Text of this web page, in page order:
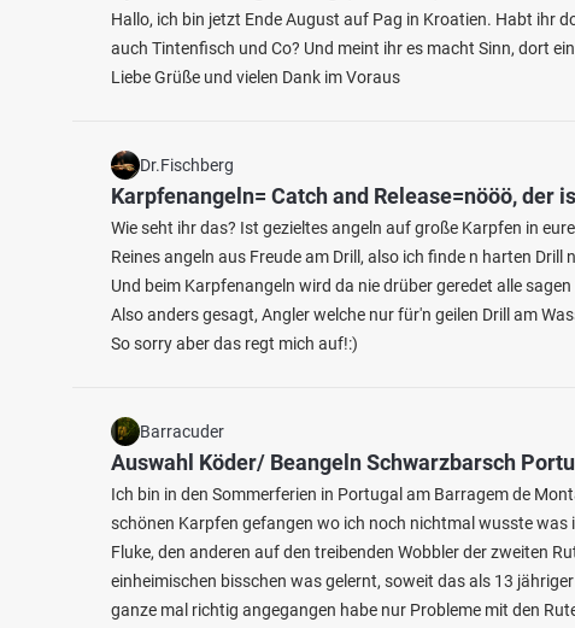
51 4.7
Main (Himmelstadt)
Fischarten: Flussbarsch, Hecht, Zander, Aal, Döbel
77
Hallo, ich bin jetzt Ende August auf Pag in Kroatien. Habt ihr
auch Tintenfisch und Co? Und meint ihr es macht Sinn, dort
Liebe Grüße und vielen Dank im Voraus
Dr.Fischberg
Karpfenangeln= Catch and Release=nööö, der
Wie seht ihr das? Ist gezieltes angeln auf große Karpfen in
Reines angeln aus Freude am Drill, also ich finde n harten
Und beim Karpfenangeln wird da nie drüber geredet alle
Also anders gesagt, Angler welche nur für'n geilen Drill am
So sorry aber das regt mich auf!:)
Barracuder
Auswahl Köder/ Beangeln Schwarzbarsch
Ich bin in den Sommerferien in Portugal am Barragem de
schönen Karpfen gefangen wo ich noch nichtmal wusste
Fluke, den anderen auf den treibenden Wobbler der zweiten
einheimischen bisschen was gelernt, soweit das als 13
ganze mal richtig angegangen habe nur Probleme mit den